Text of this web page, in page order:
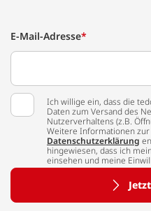
E-Mail-Adresse*
Ich willige ein, dass die
Daten zum Versand des
Nutzerverhaltens (z.B.
Weitere Informationen
Datenschutzerklärung
hingewiesen, dass ich
einsehen und meine